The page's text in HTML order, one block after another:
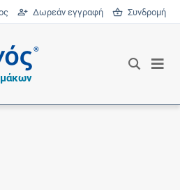
Δωρεάν εγγραφή Συνδρομή
®